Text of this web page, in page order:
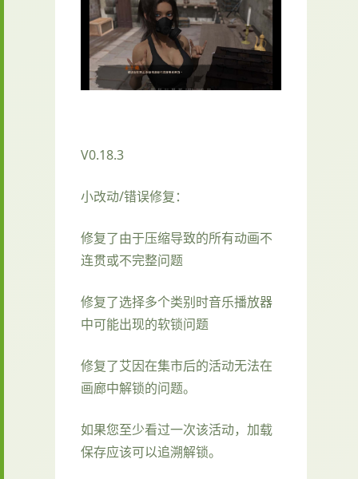
V0.18.3
小改动/错误修复：
修复了由于压缩导致的所有动画不
连贯或不完整问题
修复了选择多个类别时音乐播放器
中可能出现的软锁问题
修复了艾因在集市后的活动无法在
画廊中解锁的问题。
如果您至少看过一次该活动，加载
保存应该可以追溯解锁。